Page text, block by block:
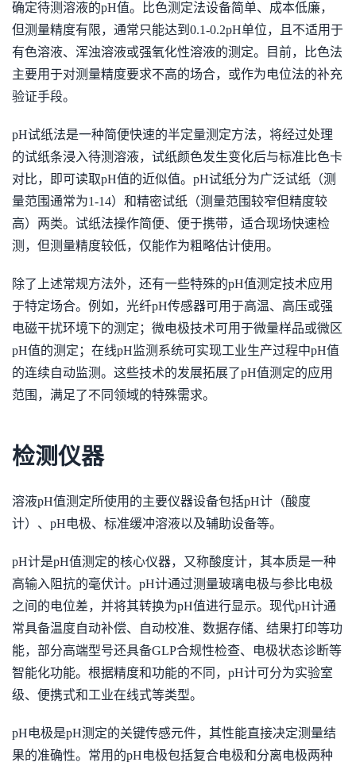
确定待测溶液的pH值。比色测定法设备简单、成本低廉，
但测量精度有限，通常只能达到0.1-0.2pH单位，且不适用于
有色溶液、浑浊溶液或强氧化性溶液的测定。目前，比色法
主要用于对测量精度要求不高的场合，或作为电位法的补充
验证手段。
pH试纸法是一种简便快速的半定量测定方法，将经过处理
的试纸条浸入待测溶液，试纸颜色发生变化后与标准比色卡
对比，即可读取pH值的近似值。pH试纸分为广泛试纸（测
量范围通常为1-14）和精密试纸（测量范围较窄但精度较
高）两类。试纸法操作简便、便于携带，适合现场快速检
测，但测量精度较低，仅能作为粗略估计使用。
除了上述常规方法外，还有一些特殊的pH值测定技术应用
于特定场合。例如，光纤pH传感器可用于高温、高压或强
电磁干扰环境下的测定；微电极技术可用于微量样品或微区
pH值的测定；在线pH监测系统可实现工业生产过程中pH值
的连续自动监测。这些技术的发展拓展了pH值测定的应用
范围，满足了不同领域的特殊需求。
检测仪器
溶液pH值测定所使用的主要仪器设备包括pH计（酸度
计）、pH电极、标准缓冲溶液以及辅助设备等。
pH计是pH值测定的核心仪器，又称酸度计，其本质是一种
高输入阻抗的毫伏计。pH计通过测量玻璃电极与参比电极
之间的电位差，并将其转换为pH值进行显示。现代pH计通
常具备温度自动补偿、自动校准、数据存储、结果打印等功
能，部分高端型号还具备GLP合规性检查、电极状态诊断等
智能化功能。根据精度和功能的不同，pH计可分为实验室
级、便携式和工业在线式等类型。
pH电极是pH测定的关键传感元件，其性能直接决定测量结
果的准确性。常用的pH电极包括复合电极和分离电极两种